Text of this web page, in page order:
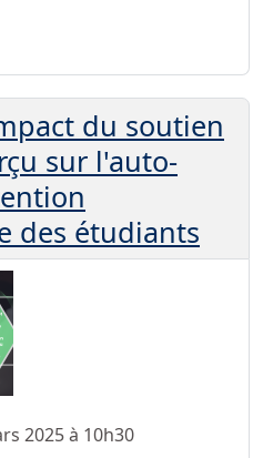
du soutien
sur l'auto-
des étudiants
2025 à 10h30